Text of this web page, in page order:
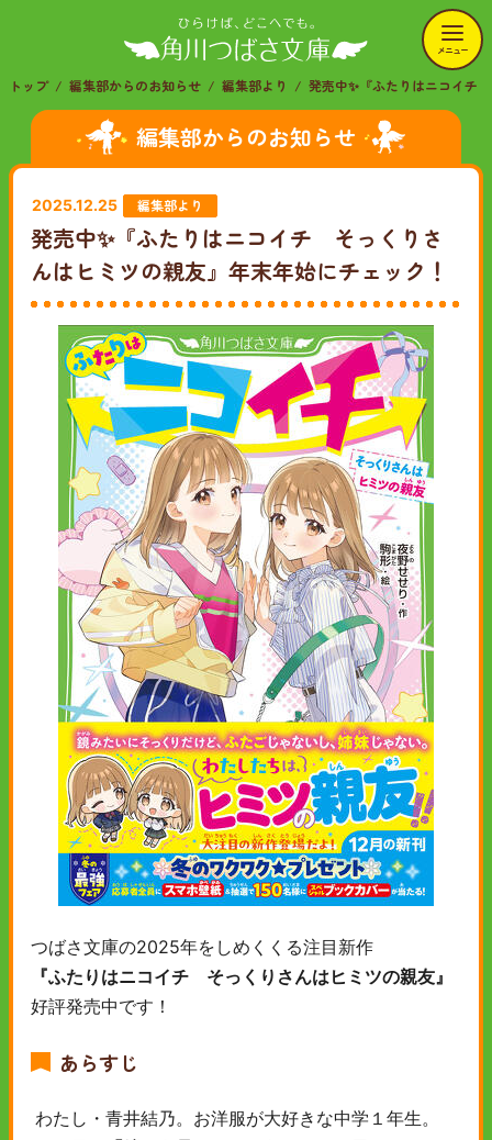
メニュー
トップ 編集部からのお知らせ 編集部より 発売中✨『ふたりはニコイチ
編集部からのお知らせ
2025.12.25 編集部より
発売中✨『ふたりはニコイチ そっくりさ
んはヒミツの親友』年末年始にチェック！
つばさ文庫の2025年をしめくくる注目新作
『ふたりはニコイチ そっくりさんはヒミツの親友』
好評発売中です！
あらすじ
わたし・青井結乃。お洋服が大好きな中学１年生。